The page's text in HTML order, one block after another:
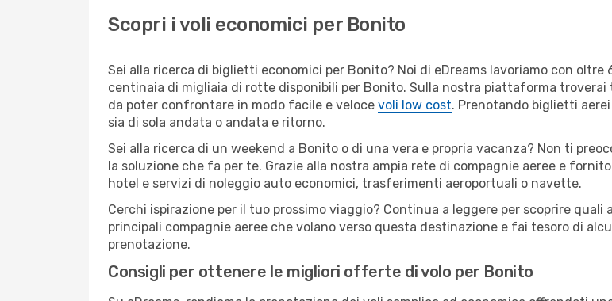
Scopri i voli economici per Bonito
Sei alla ricerca di biglietti economici per Bonito? Noi di eDreams lavoriamo con
centinaia di migliaia di rotte disponibili per Bonito. Sulla nostra piattaforma
da poter confrontare in modo facile e veloce voli low cost. Prenotando biglietti
sia di sola andata o andata e ritorno.
Sei alla ricerca di un weekend a Bonito o di una vera e propria vacanza? Non ti
la soluzione che fa per te. Grazie alla nostra ampia rete di compagnie aeree e
hotel e servizi di noleggio auto economici, trasferimenti aeroportuali o navette.
Cerchi ispirazione per il tuo prossimo viaggio? Continua a leggere per scoprire
principali compagnie aeree che volano verso questa destinazione e fai tesoro di
prenotazione.
Consigli per ottenere le migliori offerte di volo per Bonito